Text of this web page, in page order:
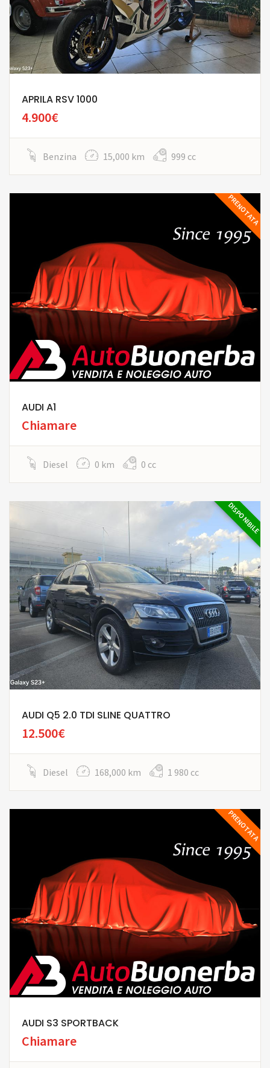
APRILA RSV 1000
4.900€
Benzina 15,000 km 999 cc
PRENOTATA
AUDI A1
Chiamare
Diesel 0 km 0 cc
DISPONIBILE
AUDI Q5 2.0 TDI SLINE QUATTRO
12.500€
Diesel 168,000 km 1 980 cc
PRENOTATA
AUDI S3 SPORTBACK
Chiamare